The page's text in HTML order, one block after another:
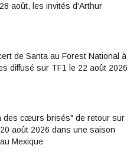
août, les invités d'Arthur
de Santa au Forest National à
diffusé sur TF1 le 22 août 2026
des cœurs brisés" de retour sur
août 2026 dans une saison
Mexique